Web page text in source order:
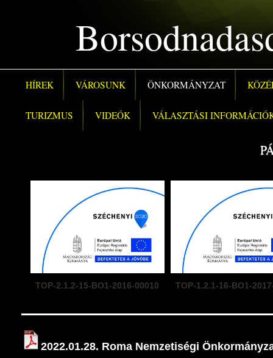
HÍREK VÁROSUNK ÖNKORMÁNYZAT
TURIZMUS VIDEÓK VÁLASZTÁSI
TOP-2.1.2-15-BO1-2016-00010 TOP-1.2.1-16-BO1-
2022.01.28. Roma Nemzetiségi